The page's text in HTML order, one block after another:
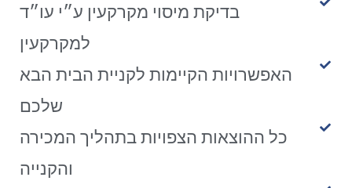
בדיקת מיסוי מקרקעין ע״י עו״ד
למקרקעין
האפשרויות הקיימות לקניית הבית הבא
שלכם
כל ההוצאות הצפויות בתהליך המכירה
והקנייה